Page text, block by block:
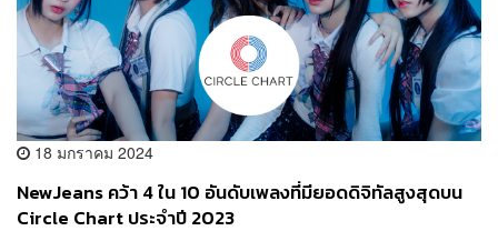
18 มกราคม 2024
NewJeans คว้า 4 ใน 10 อันดับเพลงที่มียอดดิจิทัลสูงสุดบน
Circle Chart ประจำปี 2023